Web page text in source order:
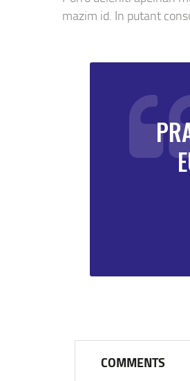
mazim id. In putant
COMMENTS